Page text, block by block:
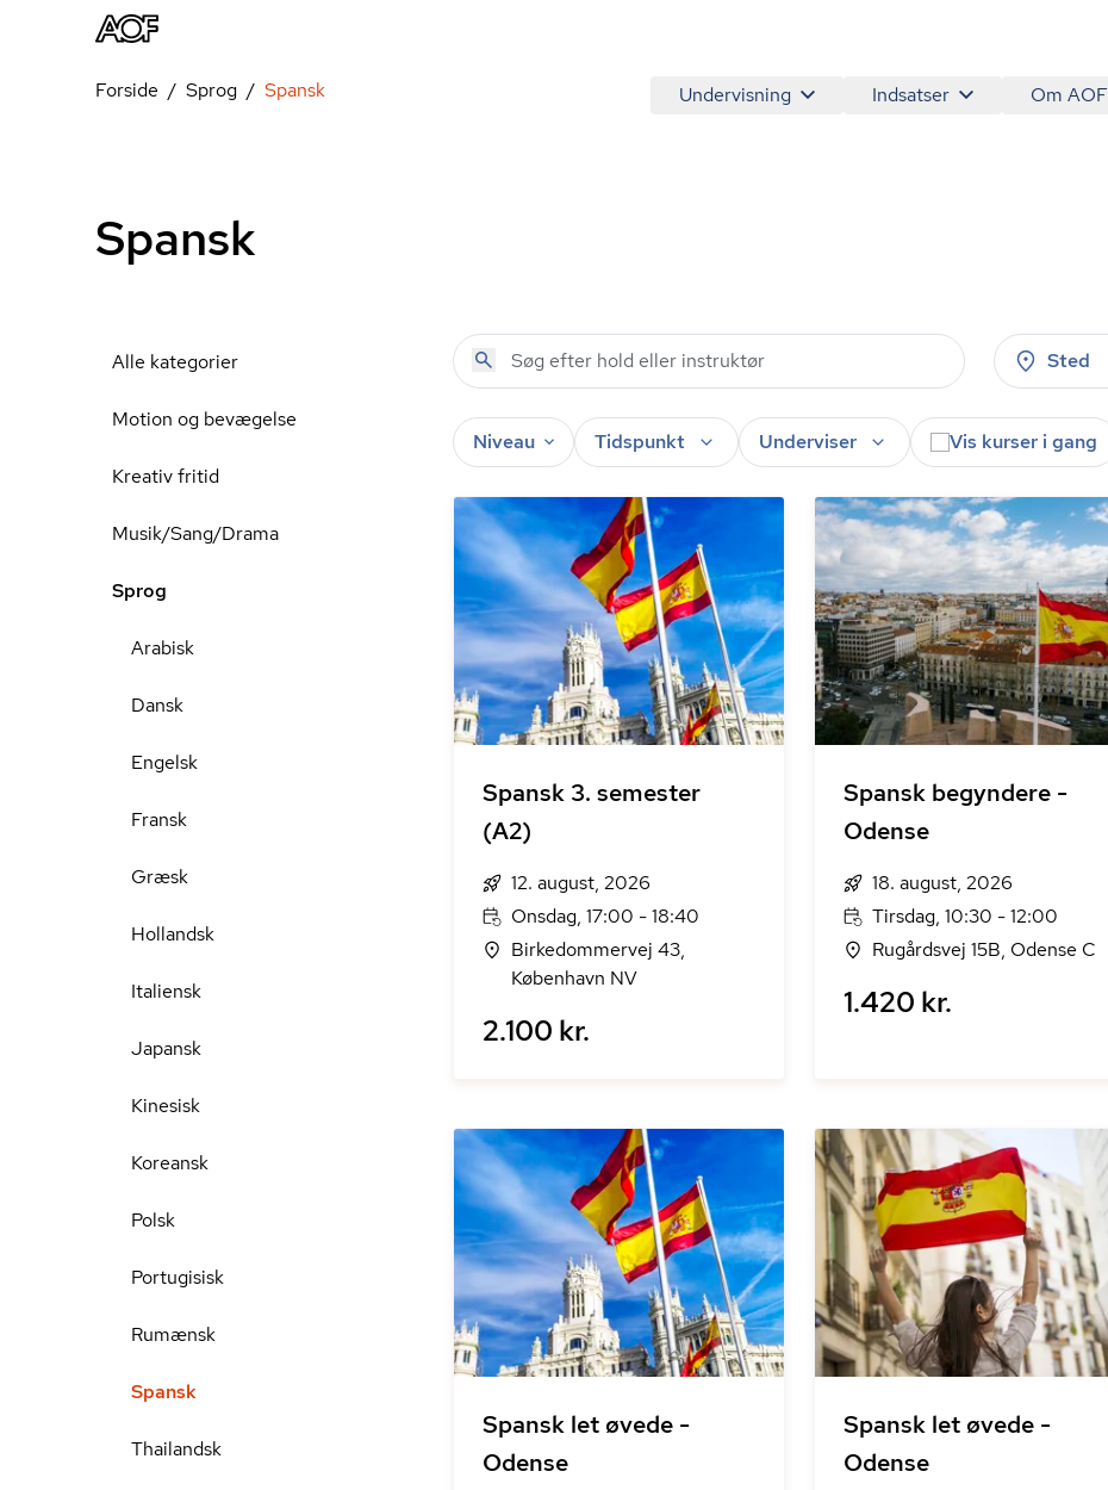
Undervisning Indsatser Om AOF
Forside Sprog Spansk
Spansk
Alle kategorier
Motion og bevægelse
Kreativ fritid
Musik/Sang/Drama
Sprog
Arabisk
Dansk
Engelsk
Fransk
Græsk
Hollandsk
Italiensk
Japansk
Kinesisk
Koreansk
Polsk
Portugisisk
Rumænsk
Spansk
Thailandsk
Sted
Niveau Tidspunkt Underviser Vis kurser i gang
Spansk 3. semester
(A2)
12. august, 2026
Onsdag, 17:00 - 18:40
Birkedommervej 43,
København NV
2.100 kr.
Spansk begyndere -
Odense
18. august, 2026
Tirsdag, 10:30 - 12:00
Rugårdsvej 15B, Odense C
1.420 kr.
Spansk let øvede -
Odense
Spansk let øvede -
Odense